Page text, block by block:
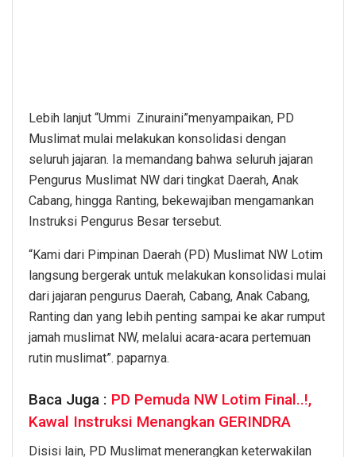
Lebih lanjut “Ummi Zinuraini”menyampaikan, PD
Muslimat mulai melakukan konsolidasi dengan
seluruh jajaran. Ia memandang bahwa seluruh jajaran
Pengurus Muslimat NW dari tingkat Daerah, Anak
Cabang, hingga Ranting, bekewajiban mengamankan
Instruksi Pengurus Besar tersebut.
“Kami dari Pimpinan Daerah (PD) Muslimat NW Lotim
langsung bergerak untuk melakukan konsolidasi mulai
dari jajaran pengurus Daerah, Cabang, Anak Cabang,
Ranting dan yang lebih penting sampai ke akar rumput
jamah muslimat NW, melalui acara-acara pertemuan
rutin muslimat”. paparnya.
Baca Juga : PD Pemuda NW Lotim Final..!,
Kawal Instruksi Menangkan GERINDRA
Disisi lain, PD Muslimat menerangkan keterwakilan